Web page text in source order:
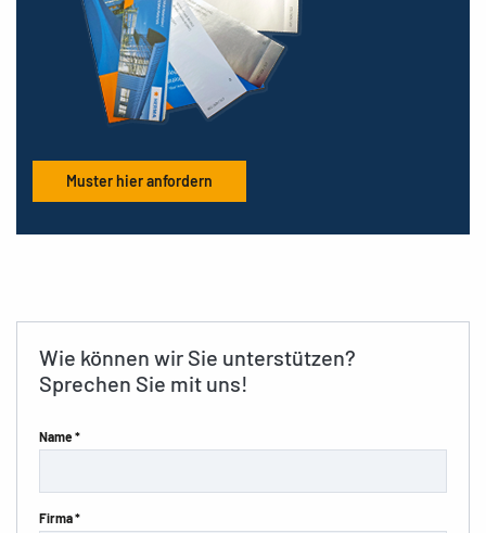
Muster hier anfordern
Wie können wir Sie unterstützen?
Sprechen Sie mit uns!
Name *
Firma *